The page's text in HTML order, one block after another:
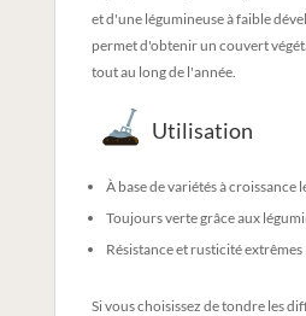
et d'une légumineuse à faible
permet d'obtenir un couvert
tout au long de l'année.
Utilisation
À base de variétés à croissance
Toujours verte grâce aux
Résistance et rusticité extrêmes
Si vous choisissez de tondre les